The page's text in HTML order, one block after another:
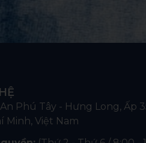
Phú Tây - Hưng Long, Ấp
Minh, Việt Nam